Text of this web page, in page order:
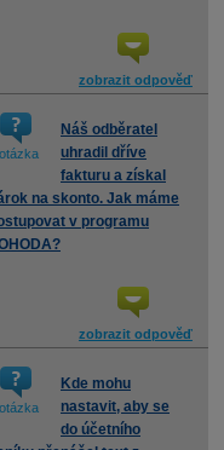
zobrazit odpověď
otázka
Náš odběratel
uhradil dříve
fakturu a získal
na skonto. Jak máme
v programu
zobrazit odpověď
otázka
Kde mohu
nastavit, aby se
do účetního